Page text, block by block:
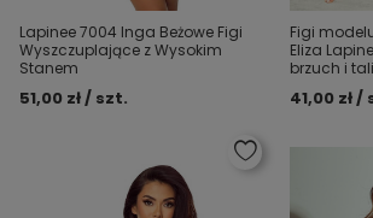
Lapinee 7004 Inga Beżowe Figi
Wyszczuplające z Wysokim
Stanem
51,00 zł / szt.
Figi
Eliza
brzuch i
41,00 zł /